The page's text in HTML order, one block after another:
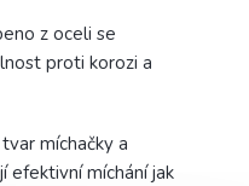
z oceli se
proti korozi a
míchačky a
efektivní míchání jak